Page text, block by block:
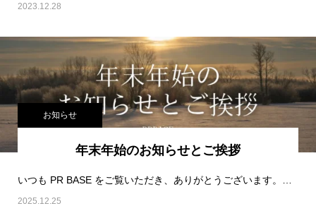
2023.12.28
お知らせ
年末年始のお知らせとご挨拶
2025.12.25